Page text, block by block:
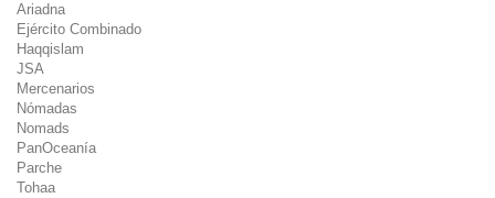
Ariadna
Ejército Combinado
Haqqislam
JSA
Mercenarios
Nómadas
Nomads
PanOceanía
Parche
Tohaa